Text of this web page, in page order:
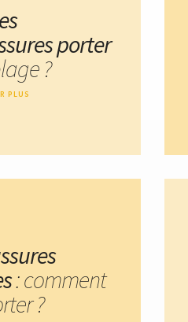
porter
?
PLUS
: comment
?